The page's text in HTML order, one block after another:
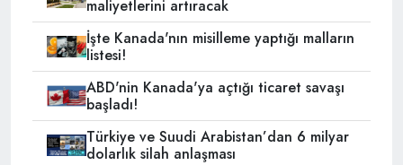
maliyetlerini artıracak
İşte Kanada'nın misilleme yaptığı malların
listesi!
ABD'nin Kanada'ya açtığı ticaret savaşı
başladı!
Türkiye ve Suudi Arabistan’dan 6 milyar
dolarlık silah anlaşması